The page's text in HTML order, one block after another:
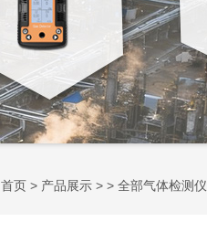
首页 > 产品展示 > > 全部气体检测仪